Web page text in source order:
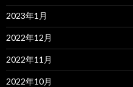
2023年1月
2022年12月
2022年11月
2022年10月